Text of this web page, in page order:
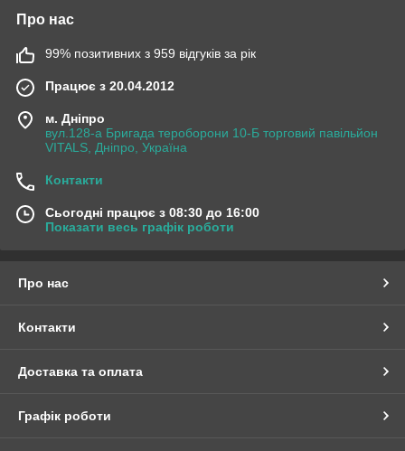
Про нас
99% позитивних з 959 відгуків за рік
Працює з 20.04.2012
м. Дніпро
вул.128-а Бригада тероборони 10-Б торговий павільйон
VITALS, Дніпро, Україна
Контакти
Сьогодні працює з 08:30 до 16:00
Показати весь графік роботи
Про нас
Контакти
Доставка та оплата
Графік роботи